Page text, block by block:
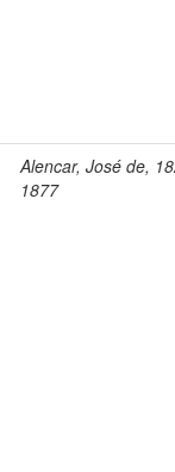
Alencar, José de,
1877